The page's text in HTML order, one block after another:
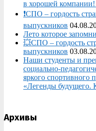
в хорошей
❗СПО – гордость
выпускников
Лето которое
💥СПО – гордость
выпускников
Наши студенты и
яркого спортивного
«Легенды будущего.
Архивы